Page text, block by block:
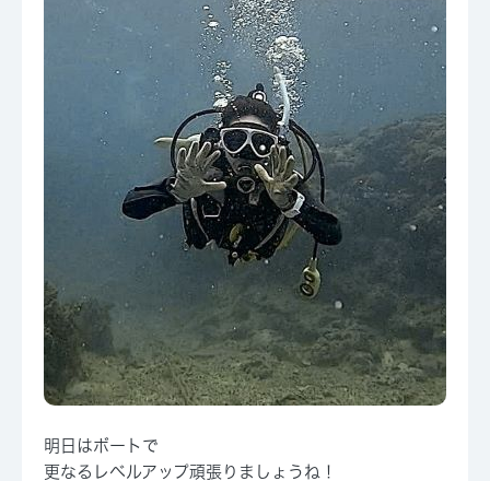
明日はボートで
更なるレベルアップ頑張りましょうね！